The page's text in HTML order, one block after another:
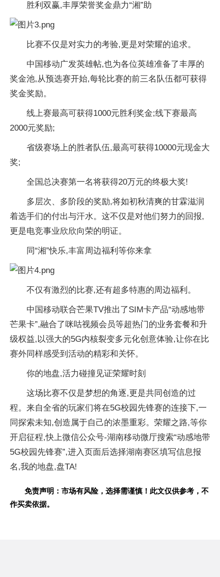
胜利双赢,丰厚荣誉奖金鼎力“湘”助
比赛不仅是对实力的考验,更是对荣耀的追求。
中国移动广发英雄帖,也为各位英雄准备了丰厚的
奖金池,从预选赛开始,每轮比赛的前三名队伍都可获得
奖金奖励。
线上赛最高可获得1000元胜利奖金;线下赛最高
2000元奖励;
省级赛场上的胜者队伍,最高可获得10000元现金大
奖;
全国总决赛第一名将获得20万元的终极大奖!
多层次、多阶段的奖励,将如初秋清爽的甘霖滋润
着选手们的付出与汗水。这不仅是对他们努力的回报,
更是电竞事业欣欣向荣的明证。
同“湘”快乐,丰富周边福利等你来拿
不仅有激烈的比赛,还有超多特惠的周边福利。
中国移动联合芒果TV推出了SIM卡产品“动感地带
芒果卡”,融合了咪咕视频会员等超热门的业务套餐和升
级权益,以强大的5G内核裂变多元化创意体验,让你在比
赛外同样感受到活动的精彩和关怀。
你的地盘,活力碰撞见证荣耀时刻
这场比赛不仅是梦想的角逐,更是共同创造的过
程。来自全省的玩家们将在5G校园先锋赛的连接下,一
同探索未知,创造属于自己的浓墨重彩。荣耀之路,等你
开启征程,快上微信公众号-湖南移动微厅搜索“动感地带
5G校园先锋赛”,进入页面后选择湖南赛区填写信息报
名,我的地盘,盘TA!
免责声明：市场有风险，选择需谨慎！此文仅供参考，不
作买卖依据。